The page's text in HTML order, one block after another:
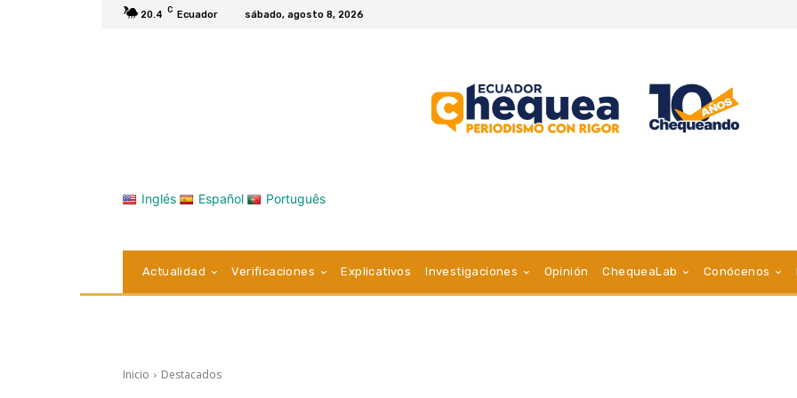
20.4 C Ecuador sábado, agosto 8, 2026
Inglés Español Português
Actualidad Verificaciones Explicativos Investigaciones Opinión ChequeaLab Conócenos
Inicio Destacados